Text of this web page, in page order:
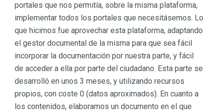
portales que nos permitía, sobre la misma plataforma,
implementar todos los portales que necesitásemos. Lo
que hicimos fue aprovechar esta plataforma, adaptando
el gestor documental de la misma para que sea fácil
incorporar la documentación por nuestra parte, y fácil
de acceder a ella por parte del ciudadano. Esta parte se
desarrolló en unos 3 meses, y utilizando recursos
propios, con coste 0 (datos aproximados). En cuanto a
los contenidos, elaboramos un documento en el que